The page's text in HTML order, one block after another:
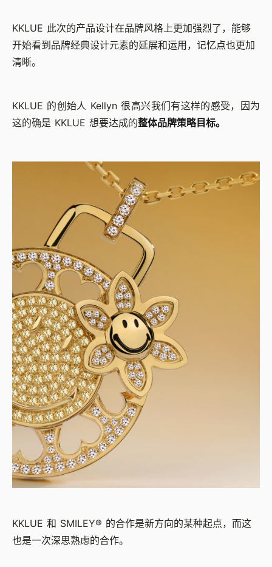
KKLUE 此次的产品设计在品牌风格上更加强烈了，能够
开始看到品牌经典设计元素的延展和运用，记忆点也更加
清晰。
KKLUE 的创始人 Kellyn 很高兴我们有这样的感受，因为
这的确是 KKLUE 想要达成的整体品牌策略目标。
KKLUE 和 SMILEY® 的合作是新方向的某种起点，而这
也是一次深思熟虑的合作。